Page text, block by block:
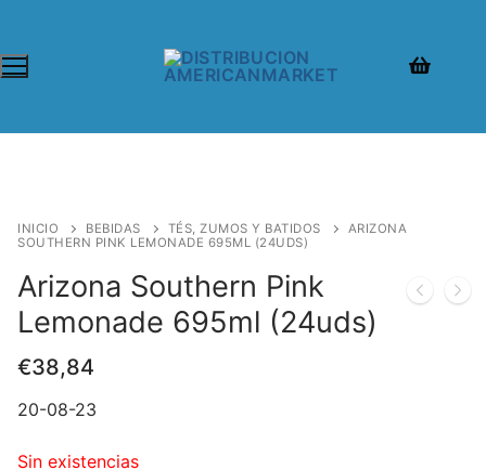
INICIO BEBIDAS TÉS, ZUMOS Y BATIDOS
ARIZONA
SOUTHERN PINK LEMONADE 695ML (24UDS)
Arizona Southern Pink
Lemonade 695ml (24uds)
€38,84
20-08-23
Sin existencias